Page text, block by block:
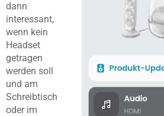
dann
interessant,
wenn kein
Headset
getragen
werden soll
und am
Schreibtisch
oder im